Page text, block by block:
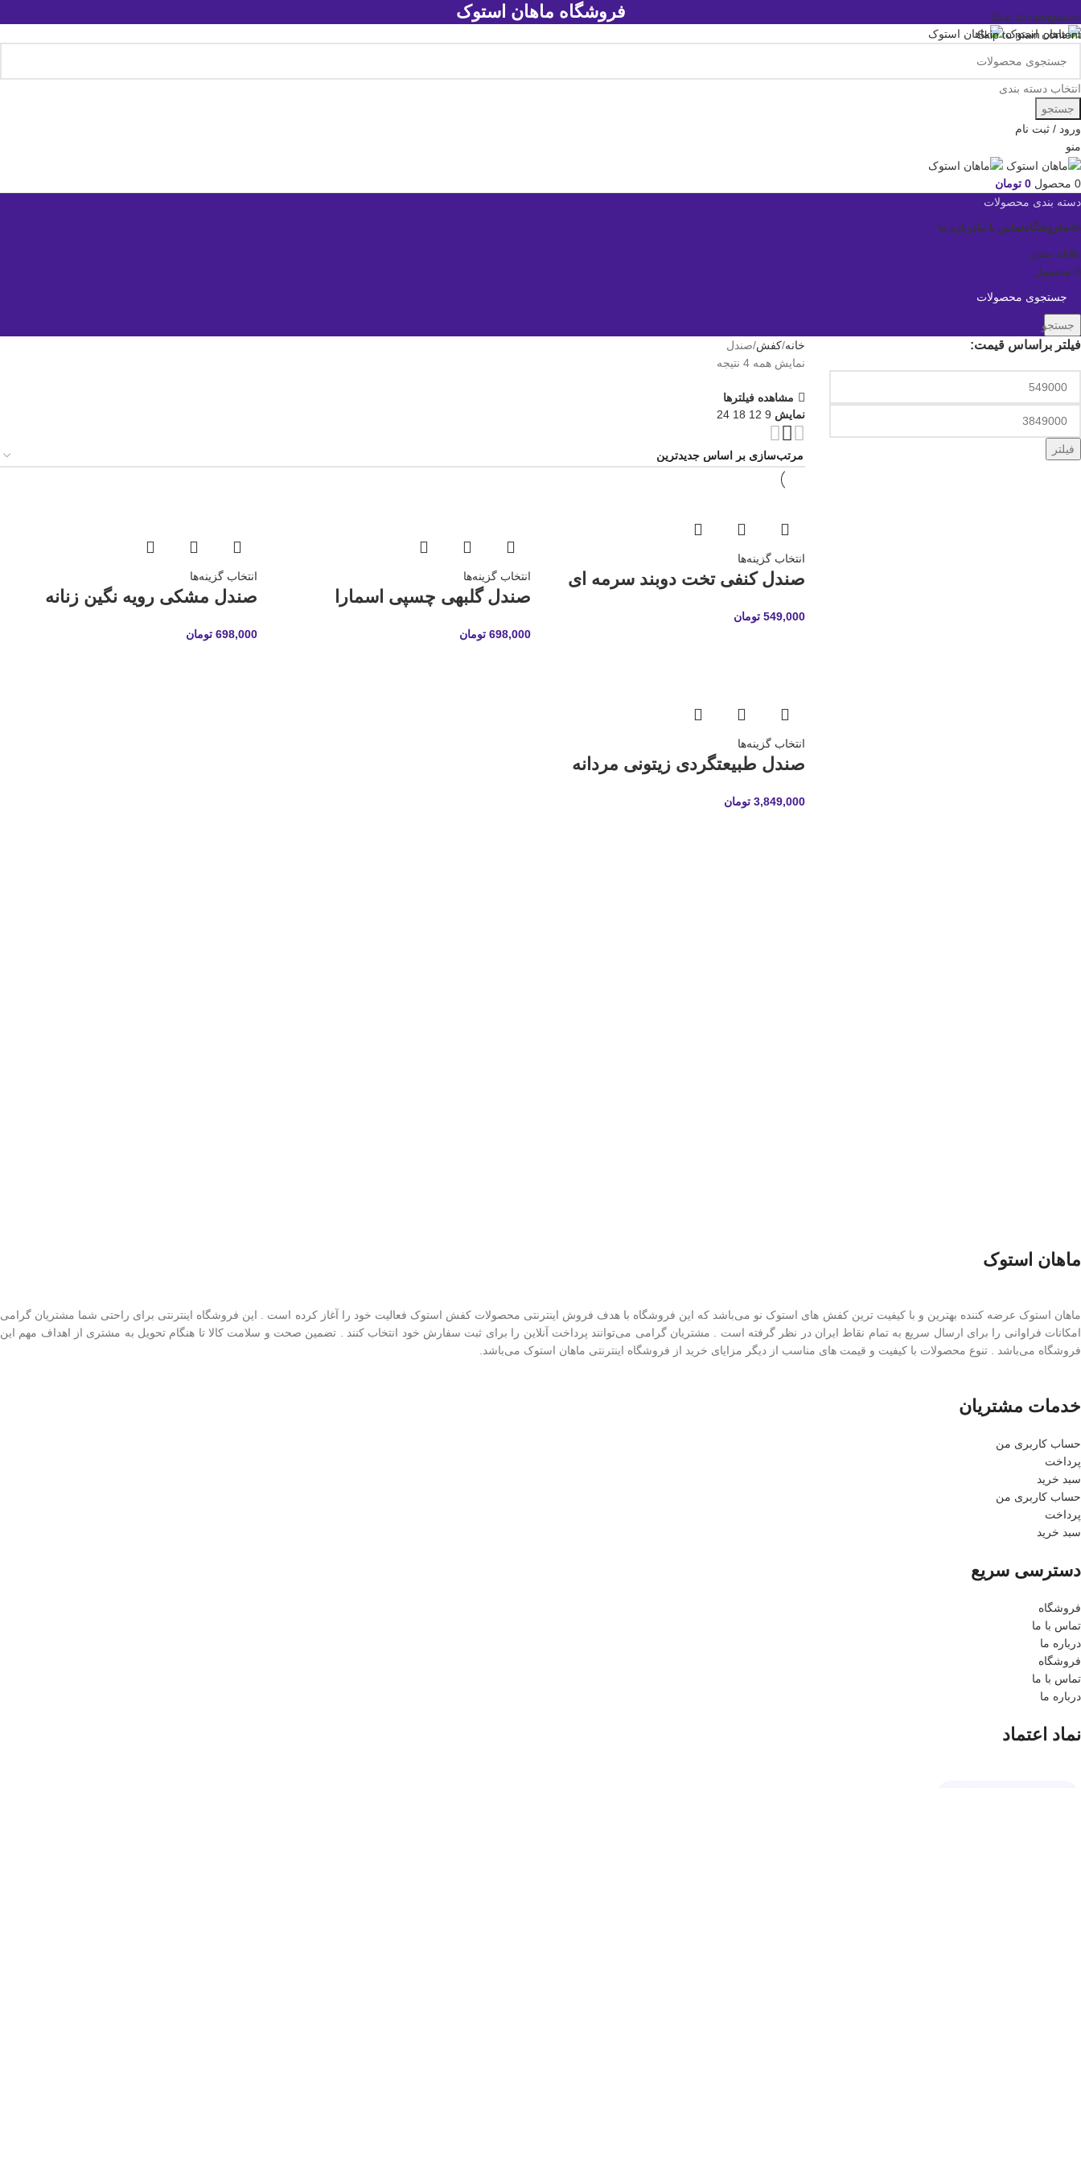
Skip to navigation
Skip to main content
فروشگاه ماهان استوک
انتخاب دسته بندی
جستجو
ورود / ثبت نام
منو
0 محصول 0 تومان
دسته بندی محصولات
خانهفروشگاهتماس با مادرباره ما
علاقه مندی
0 محصول
جستجو
فیلتر براساس قیمت:
فیلتر
خانه کفش صندل
نمایش همه 4 نتیجه
مشاهده فیلترها
نمایش 9
12
18
24
انتخاب گزینه‌ها
صندل کنفی تخت دوبند سرمه ای
549,000 تومان
انتخاب گزینه‌ها
صندل گلبهی چسپی اسمارا
698,000 تومان
انتخاب گزینه‌ها
صندل مشکی رویه نگین زنانه
698,000 تومان
انتخاب گزینه‌ها
صندل طبیعتگردی زیتونی مردانه
3,849,000 تومان
ماهان استوک
ماهان استوک عرضه کننده بهترین و با کیفیت ترین کفش های استوک نو می‌باشد که این فروشگاه با هدف فروش اینترنتی محصولات کفش استوک فعالیت خود را آغاز کرده است . این فروشگاه اینترنتی برای راحتی شما مشتریان گرامی
امکانات فراوانی را برای ارسال سریع به تمام نقاط ایران در نظر گرفته است . مشتریان گرامی می‌توانند پرداخت آنلاین را برای ثبت سفارش خود انتخاب کنند . تضمین صحت و سلامت کالا تا هنگام تحویل به مشتری از اهداف مهم این
فروشگاه می‌باشد . تنوع محصولات با کیفیت و قیمت های مناسب از دیگر مزایای خرید از فروشگاه اینترنتی ماهان استوک می‌باشد.
خدمات مشتریان
حساب کاربری من
پرداخت
سبد خرید
حساب کاربری من
پرداخت
سبد خرید
دسترسی سریع
فروشگاه
تماس با ما
درباره ما
فروشگاه
تماس با ما
درباره ما
نماد اعتماد